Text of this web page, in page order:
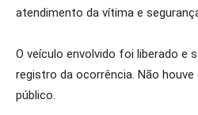
atendimento da vítima e
O veículo envolvido foi liberado e
registro da ocorrência. Não
público.